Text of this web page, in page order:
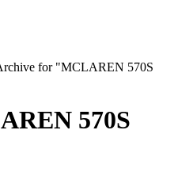
for "MCLAREN 570S
570S